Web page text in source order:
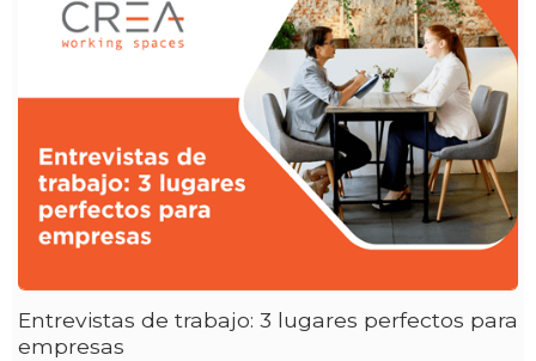
Entrevistas de trabajo: 3 lugares perfectos para
empresas